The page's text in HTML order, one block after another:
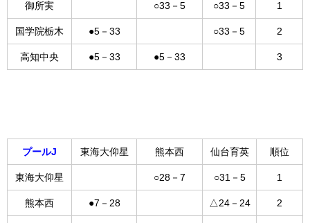
御所実 ○33－5 ○33－5 1
国学院栃木 ●5－33 ○33－5 2
高知中央 ●5－33 ●5－33 3
プールJ 東海大仰星 熊本西 仙台育英 順位
東海大仰星 ○28－7 ○31－5 1
熊本西 ●7－28 △24－24 2